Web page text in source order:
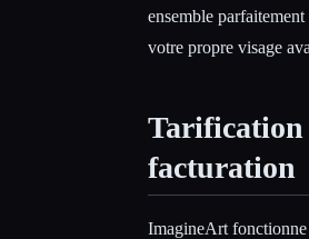
ensemble
votre propre visage
Tarification
facturation
ImagineArt